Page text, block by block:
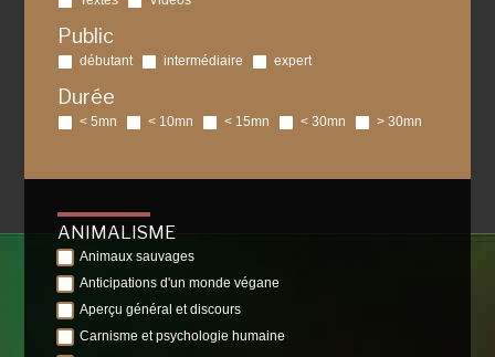
Public
débutant intermédiaire expert
Durée
< 5mn < 10mn < 15mn < 30mn > 30mn
ANIMALISME
Animaux sauvages
Anticipations d'un monde végane
Aperçu général et discours
Carnisme et psychologie humaine